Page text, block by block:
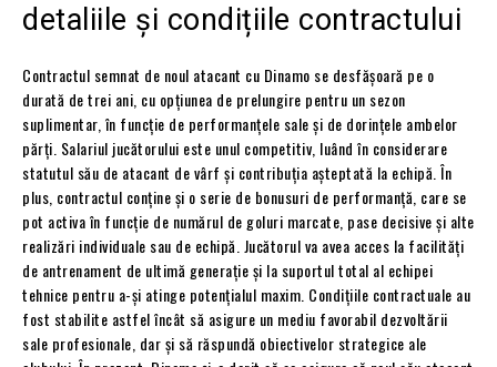
detaliile și condițiile contractului
Contractul semnat de noul atacant cu Dinamo se desfășoară pe o
durată de trei ani, cu opțiunea de prelungire pentru un sezon
suplimentar, în funcție de performanțele sale și de dorințele ambelor
părți. Salariul jucătorului este unul competitiv, luând în considerare
statutul său de atacant de vârf și contribuția așteptată la echipă. În
plus, contractul conține și o serie de bonusuri de performanță, care se
pot activa în funcție de numărul de goluri marcate, pase decisive și alte
realizări individuale sau de echipă. Jucătorul va avea acces la facilități
de antrenament de ultimă generație și la suportul total al echipei
tehnice pentru a-și atinge potențialul maxim. Condițiile contractuale au
fost stabilite astfel încât să asigure un mediu favorabil dezvoltării
sale profesionale, dar și să răspundă obiectivelor strategice ale